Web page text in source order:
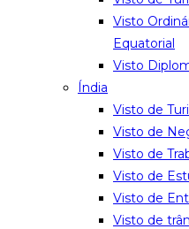
Visto
Equatorial
Visto
Índia
Visto de
Visto de
Visto de
Visto de
Visto de
Visto de